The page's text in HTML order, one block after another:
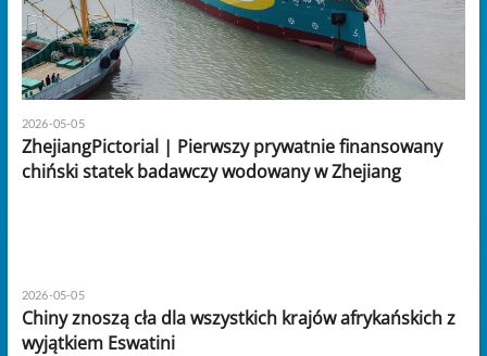
2026-05-05
ZhejiangPictorial | Pierwszy prywatnie finansowany
chiński statek badawczy wodowany w Zhejiang
2026-05-05
Chiny znoszą cła dla wszystkich krajów afrykańskich z
wyjątkiem Eswatini